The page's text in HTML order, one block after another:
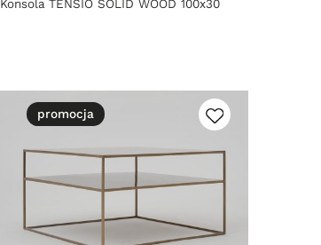
Konsola TENSIO SOLID WOOD 100x30
promocja